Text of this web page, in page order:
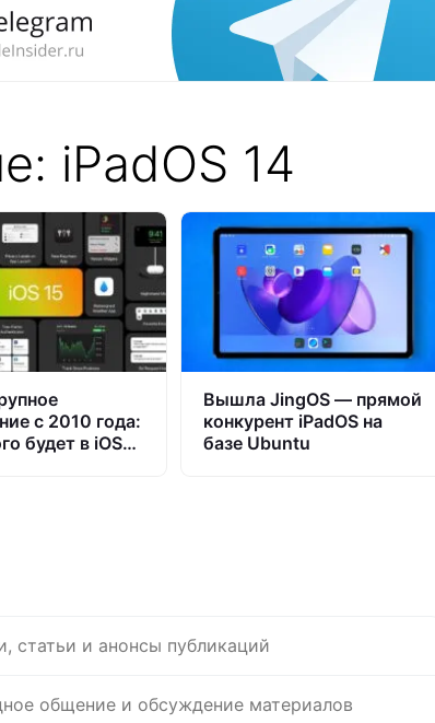
iPadOS 14
с 2010 года:
будет в iOS
Вышла JingOS — прямой
конкурент iPadOS на
базе Ubuntu
статьи и анонсы публикаций
общение и обсуждение материалов